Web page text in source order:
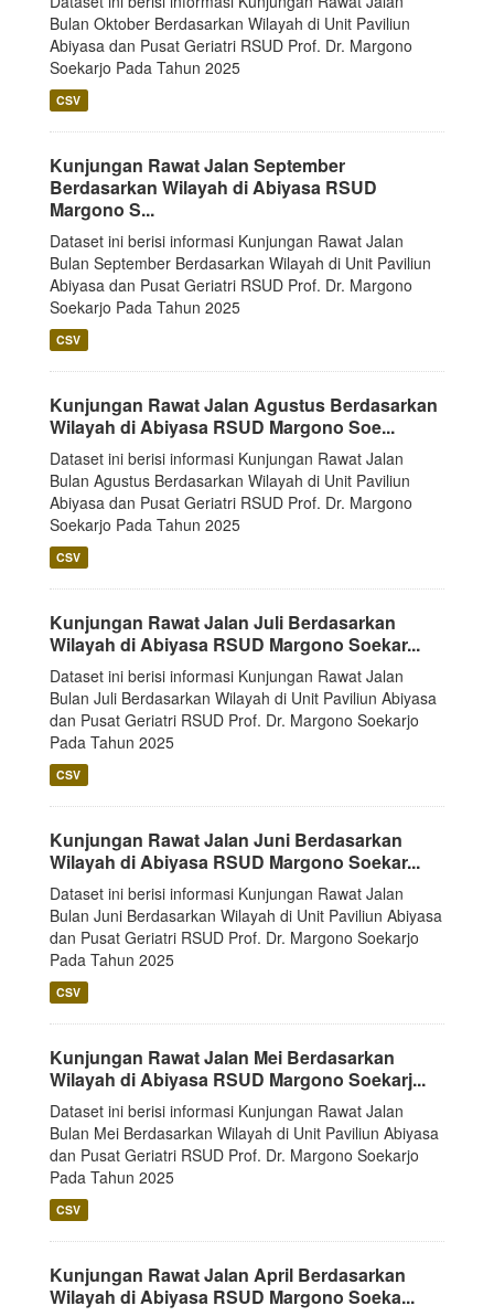
Bulan Oktober Berdasarkan Wilayah di Unit Paviliun
Abiyasa dan Pusat Geriatri RSUD Prof. Dr. Margono
Soekarjo Pada Tahun 2025
CSV
Kunjungan Rawat Jalan September
Berdasarkan Wilayah di Abiyasa RSUD
Margono S...
Dataset ini berisi informasi Kunjungan Rawat Jalan
Bulan September Berdasarkan Wilayah di Unit Paviliun
Abiyasa dan Pusat Geriatri RSUD Prof. Dr. Margono
Soekarjo Pada Tahun 2025
CSV
Kunjungan Rawat Jalan Agustus Berdasarkan
Wilayah di Abiyasa RSUD Margono Soe...
Dataset ini berisi informasi Kunjungan Rawat Jalan
Bulan Agustus Berdasarkan Wilayah di Unit Paviliun
Abiyasa dan Pusat Geriatri RSUD Prof. Dr. Margono
Soekarjo Pada Tahun 2025
CSV
Kunjungan Rawat Jalan Juli Berdasarkan
Wilayah di Abiyasa RSUD Margono Soekar...
Dataset ini berisi informasi Kunjungan Rawat Jalan
Bulan Juli Berdasarkan Wilayah di Unit Paviliun Abiyasa
dan Pusat Geriatri RSUD Prof. Dr. Margono Soekarjo
Pada Tahun 2025
CSV
Kunjungan Rawat Jalan Juni Berdasarkan
Wilayah di Abiyasa RSUD Margono Soekar...
Dataset ini berisi informasi Kunjungan Rawat Jalan
Bulan Juni Berdasarkan Wilayah di Unit Paviliun Abiyasa
dan Pusat Geriatri RSUD Prof. Dr. Margono Soekarjo
Pada Tahun 2025
CSV
Kunjungan Rawat Jalan Mei Berdasarkan
Wilayah di Abiyasa RSUD Margono Soekarj...
Dataset ini berisi informasi Kunjungan Rawat Jalan
Bulan Mei Berdasarkan Wilayah di Unit Paviliun Abiyasa
dan Pusat Geriatri RSUD Prof. Dr. Margono Soekarjo
Pada Tahun 2025
CSV
Kunjungan Rawat Jalan April Berdasarkan
Wilayah di Abiyasa RSUD Margono Soeka...